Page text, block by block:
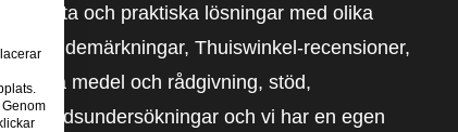
relevanta och praktiska lösningar med olika
Thuiswinkel-recensioner,
medel och rådgivning, stöd,
och vi har en egen